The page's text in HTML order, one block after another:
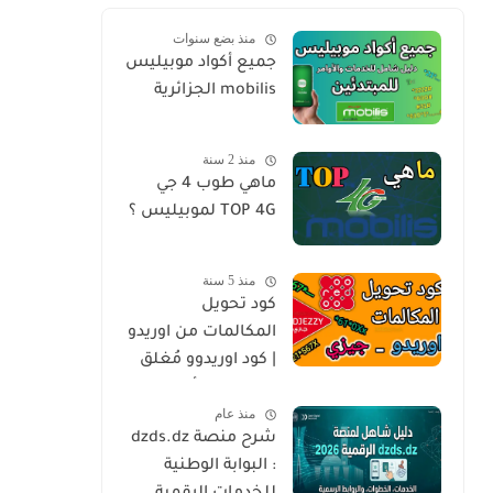
منذ بضع سنوات
جميع أكواد موبيليس
mobilis الجزائرية
منذ 2 سنة
ماهي طوب 4 جي
TOP 4G لموبيليس ؟
منذ 5 سنة
كود تحويل
المكالمات من اوريدو
| كود اوريدوو مُغلق
جيزي Djezzyمنذ عام
شرح منصة dzds.dz
: البوابة الوطنية